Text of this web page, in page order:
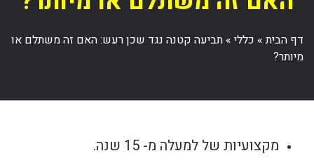
דף הבית» כללי» תביעה קטנה נגד שכן רעש: האם זה משתלם או
מיותר?
מקצועיות של למעלה מ- 15 שנה.